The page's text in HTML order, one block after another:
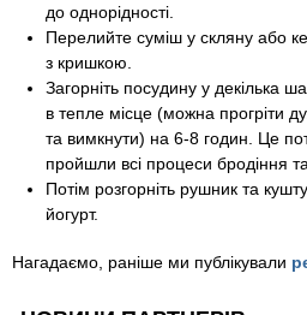
до однорідності.
Перелийте суміш у скляну або
з кришкою.
Загорніть посудину у декілька
в тепле місце (можна прогріти
та вимкнути) на 6-8 годин. Це
пройшли всі процеси бродіння
Потім розгорніть рушник та
йогурт.
Нагадаємо, раніше ми публікували